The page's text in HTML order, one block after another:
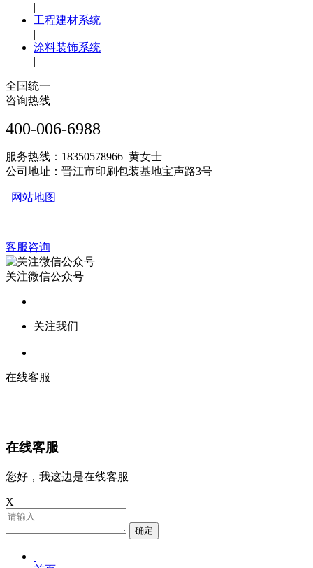
|
工程建材系统
|
涂料装饰系统
|
全国统一
咨询热线
400-006-6988
服务热线：18350578966 黄女士
公司地址：晋江市印刷包装基地宝声路3号
网站地图
客服咨询
关注微信公众号
关注我们
在线客服
在线客服
您好，我这边是在线客服
X
确定